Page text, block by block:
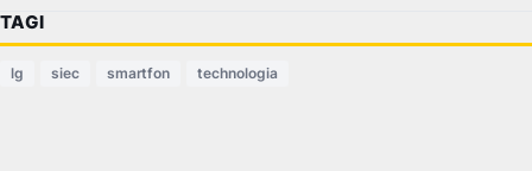
TAGI
lg siec smartfon technologia